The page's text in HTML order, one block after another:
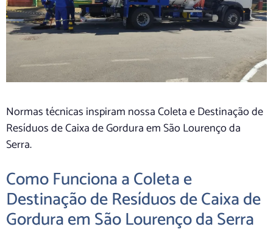
Normas técnicas inspiram nossa Coleta e Destinação de
Resíduos de Caixa de Gordura em São Lourenço da
Serra.
Como Funciona a Coleta e
Destinação de Resíduos de Caixa de
Gordura em São Lourenço da Serra